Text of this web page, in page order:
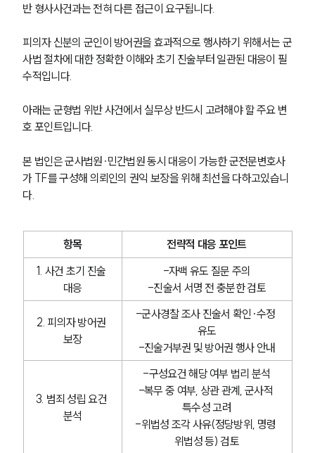
반 형사사건과는 전혀 다른 접근이 요구됩니다.
피의자 신분의 군인이 방어권을 효과적으로 행사하기 위해서는 군
사법 절차에 대한 정확한 이해와 초기 진술부터 일관된 대응이 필
수적입니다.
아래는 군형법 위반 사건에서 실무상 반드시 고려해야 할 주요 변
호 포인트입니다.
본 법인은 군사법원∙민간법원 동시 대응이 가능한 군전문변호사
가 TF를 구성해 의뢰인의 권익 보장을 위해 최선을 다하고있습니
다.
항목
전략적 대응 포인트
1. 사건 초기 진술
대응
-자백 유도 질문 주의
-진술서 서명 전 충분한 검토
2. 피의자 방어권
보장
-군사경찰 조사 진술서 확인·수정
유도
-진술거부권 및 방어권 행사 안내
3. 범죄 성립 요건
분석
-구성요건 해당 여부 법리 분석
-복무 중 여부, 상관 관계, 군사적
특수성 고려
-위법성 조각 사유(정당방위, 명령
위법성 등) 검토